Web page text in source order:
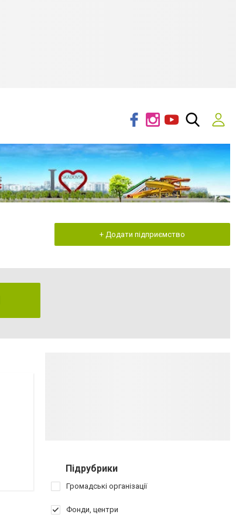
+ Додати підприємство
Підрубрики
Громадські організації
Фонди, центри